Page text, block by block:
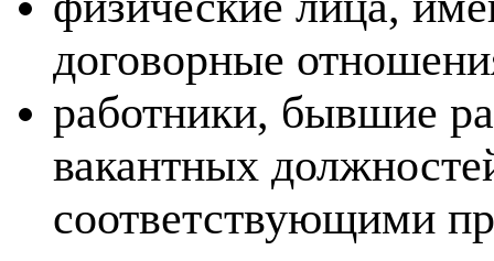
договорные
работники, бывшие
вакантных
соответствующими